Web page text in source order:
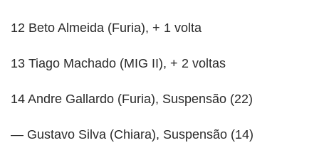
12 Beto Almeida (Furia), + 1 volta
13 Tiago Machado (MIG II), + 2 voltas
14 Andre Gallardo (Furia), Suspensão (22)
— Gustavo Silva (Chiara), Suspensão (14)